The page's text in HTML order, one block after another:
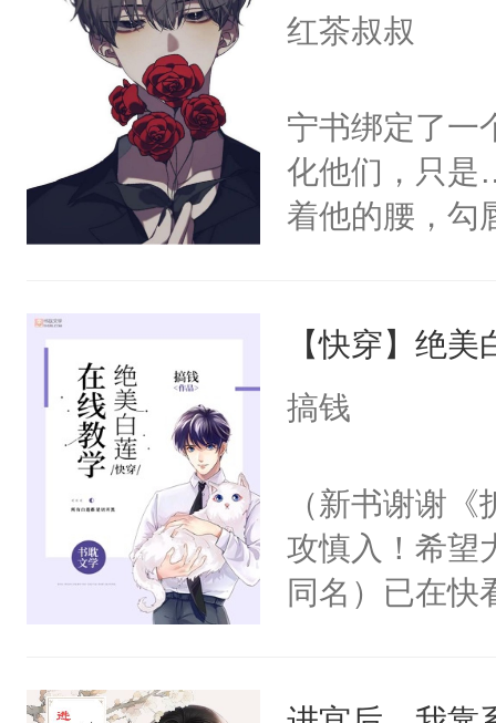
红茶叔叔
宁书绑定了一
化他们，只是
着他的腰，勾
来，给老公
用力——为你
【快穿】绝
搞钱
（新书谢谢
攻慎入！希望
同名）已在快